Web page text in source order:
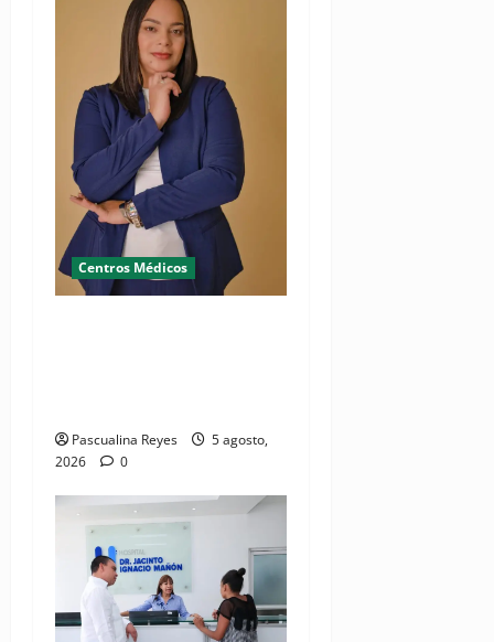
Centros Médicos
Pascualina Reyes
5 agosto,
2026
0